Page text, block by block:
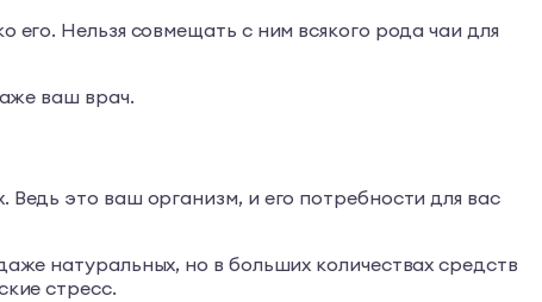
его. Нельзя совмещать с ним всякого рода чаи для
ваш врач.
это ваш организм, и его потребности для вас
натуральных, но в больших количествах средств
стресс.